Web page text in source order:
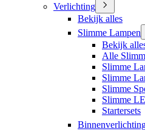
Verlichting
Bekijk alles
Slimme Lampen
Bekijk
Alle
Slimme
Slimme
Slimme
Slimme
Startersets